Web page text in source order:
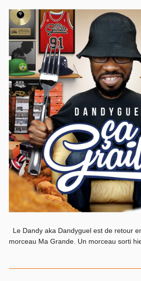
Le Dandy aka Dandyguel est de retour
morceau Ma Grande. Un morceau sorti